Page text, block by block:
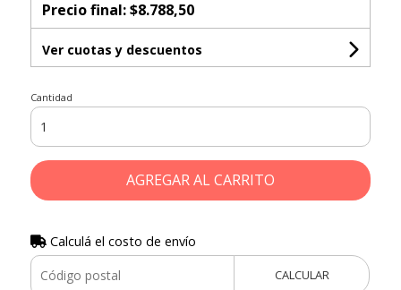
Precio final:$8.788,50
Ver cuotas y descuentos
Cantidad
AGREGAR AL CARRITO
Calculá el costo de envío
CALCULAR